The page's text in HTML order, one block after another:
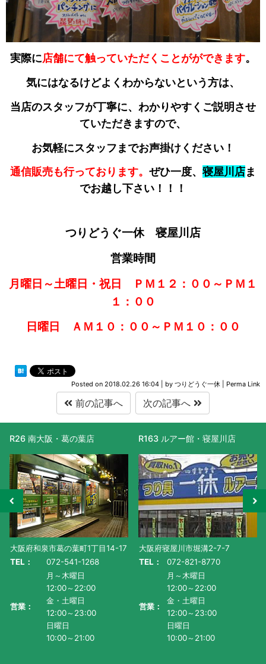
実際に店舗にて触っていただくことがができます。
気にはなるけどよくわからないという方は、
当店のスタッフが丁寧に、わかりやすくご説明させ
ていただきますので、
お気軽にスタッフまでお声掛けください！
通信販売も行っております。 ぜひ一度、寝屋川店ま
でお越し下さい！！！
つりどうぐ一休 寝屋川店
営業時間
月曜日～土曜日・祝日 ＰＭ１２：００～ＰＭ１
１：００
日曜日 ＡＭ１０：００～ＰＭ１０：００
Posted on 2018.02.26 16:04 by つりどうぐ一休 Perma Link
前の記事へ 次の記事へ
R163 ルアー館・寝屋川店
大阪府寝屋川市堀溝2-7-7
TEL：
072-821-8770
営業：
月～木曜日
12:00～22:00
金・土曜日
12:00～23:00
日曜日
10:00～21:00
R477 滋賀守山店
滋賀県守山市水保町1130番地-1
TEL：
077-585-5011
営業：
月～金曜日・祝
AM10:00～PM9:00
土曜日
AM9:00~PM9:00
日曜日
AM9:00～PM8:00